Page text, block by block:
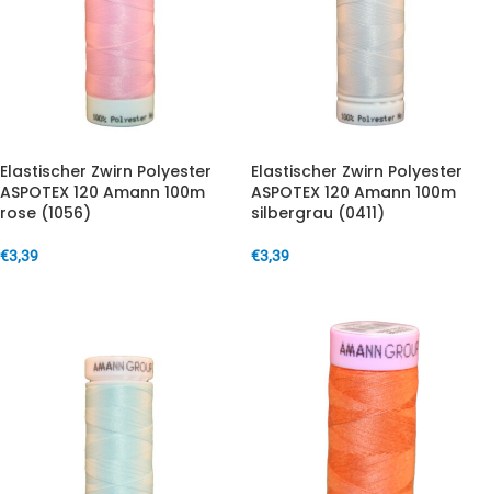
Elastischer Zwirn Polyester
ASPOTEX 120 Amann 100m
rose (1056)
€3,39
Elastischer Zwirn Polyester
ASPOTEX 120 Amann 100m
silbergrau (0411)
€3,39